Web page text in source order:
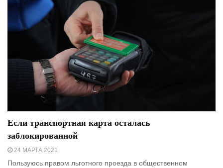
Если транспортная карта осталась
заблокированной
24 МАРТА 2021
Пользуюсь правом льготного проезда в общественном